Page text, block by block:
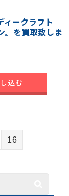
ィークラフト
』を買取致しま
込む
16